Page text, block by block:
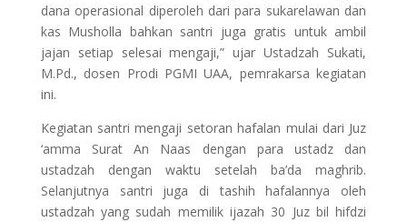
dana operasional diperoleh dari para sukarelawan dan
kas Musholla bahkan santri juga gratis untuk ambil
jajan setiap selesai mengaji,” ujar Ustadzah Sukati,
M.Pd., dosen Prodi PGMI UAA, pemrakarsa kegiatan
ini.
Kegiatan santri mengaji setoran hafalan mulai dari Juz
‘amma Surat An Naas dengan para ustadz dan
ustadzah dengan waktu setelah ba’da maghrib.
Selanjutnya santri juga di tashih hafalannya oleh
ustadzah yang sudah memilik ijazah 30 Juz bil hifdzi